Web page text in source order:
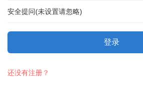
安全提问(未设置请忽略)
登录
还没有注册？